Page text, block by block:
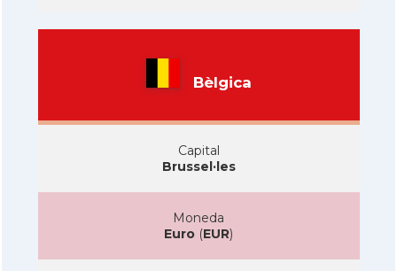
Bèlgica
Capital
Brussel·les
Moneda
Euro (EUR)